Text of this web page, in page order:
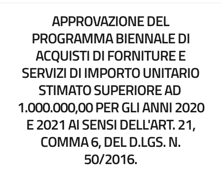
APPROVAZIONE DEL
PROGRAMMA BIENNALE DI
ACQUISTI DI FORNITURE E
SERVIZI DI IMPORTO UNITARIO
STIMATO SUPERIORE AD 
1.000.000,00 PER GLI ANNI 2020
E 2021 AI SENSI DELL'ART. 21,
COMMA 6, DEL D.LGS. N.
50/2016.